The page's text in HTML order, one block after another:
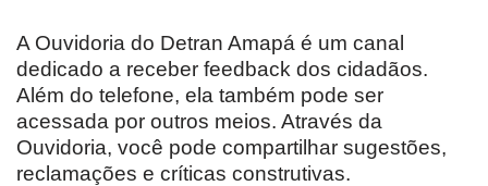
A Ouvidoria do Detran Amapá é um canal
dedicado a receber feedback dos cidadãos.
Além do telefone, ela também pode ser
acessada por outros meios. Através da
Ouvidoria, você pode compartilhar sugestões,
reclamações e críticas construtivas.